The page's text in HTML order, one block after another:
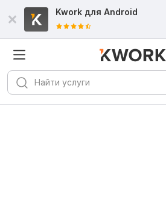
Kwork для Android